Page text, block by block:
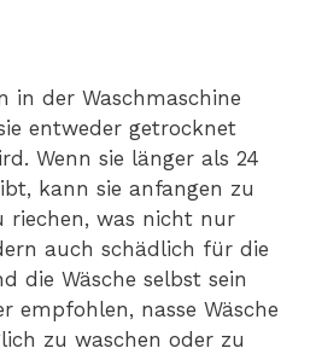
in der Waschmaschine
entweder getrocknet
Wenn sie länger als 24
kann sie anfangen zu
riechen, was nicht nur
auch schädlich für die
die Wäsche selbst sein
empfohlen, nasse Wäsche
zu waschen oder zu